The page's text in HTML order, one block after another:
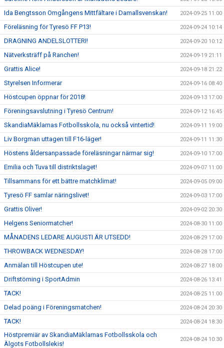
Ida Bengtsson Omgångens Mittfältare i Damallsvenskan! 2024-09-25 11:00
Föreläsning för Tyresö FF P13! 2024-09-24 10:14
DRAGNING ANDELSLOTTERI! 2024-09-20 10:12
Nätverksträff på Ranchen! 2024-09-19 21:11
Grattis Alice! 2024-09-18 21:22
Styrelsen Informerar 2024-09-16 08:40
Höstcupen öppnar för 2018! 2024-09-13 17:00
Föreningsavslutning i Tyresö Centrum! 2024-09-12 16:45
SkandiaMäklarnas Fotbollsskola, nu också vintertid! 2024-09-11 19:00
Liv Borgman uttagen till F16-läger! 2024-09-11 11:30
Höstens åldersanpassade föreläsningar närmar sig! 2024-09-10 17:00
Emilia och Tuva till distriktslaget! 2024-09-07 11:00
Tillsammans för ett bättre matchklimat! 2024-09-05 09:00
Tyresö FF samlar näringslivet! 2024-09-03 17:00
Grattis Oliver! 2024-09-02 20:30
Helgens Seniormatcher! 2024-08-30 11:00
MÅNADENS LEDARE AUGUSTI ÄR UTSEDD! 2024-08-29 17:00
THROWBACK WEDNESDAY! 2024-08-28 17:00
Anmälan till Höstcupen ute! 2024-08-27 18:00
Driftstörning i SportAdmin 2024-08-26 13:41
TACK! 2024-08-25 11:00
Delad poäng i Föreningsmatchen! 2024-08-24 20:30
TACK! 2024-08-24 18:30
Höstpremiär av SkandiaMäklarnas Fotbollsskola och
Älgots Fotbollslekis!
2024-08-24 10:30